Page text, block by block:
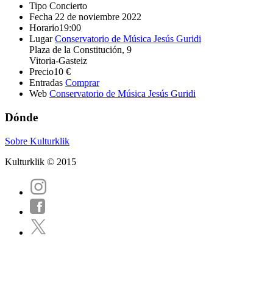
Tipo Concierto
Fecha 22 de noviembre 2022
Horario19:00
Lugar Conservatorio de Música Jesús Guridi
Plaza de la Constitución, 9
Vitoria-Gasteiz
Precio10 €
Entradas Comprar
Web Conservatorio de Música Jesús Guridi
Dónde
Sobre Kulturklik
Kulturklik © 2015